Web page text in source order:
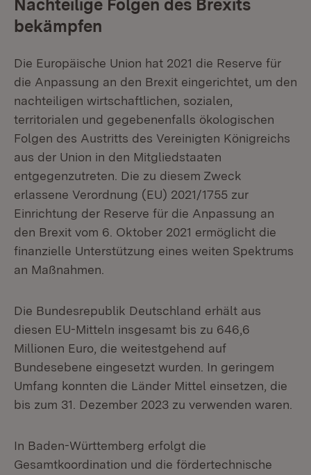
Nachteilige Folgen des Brexits
bekämpfen
Die Europäische Union hat 2021 die Reserve für
die Anpassung an den Brexit eingerichtet, um den
nachteiligen wirtschaftlichen, sozialen,
territorialen und gegebenenfalls ökologischen
Folgen des Austritts des Vereinigten Königreichs
aus der Union in den Mitgliedstaaten
entgegenzutreten. Die zu diesem Zweck
erlassene Verordnung (EU) 2021/1755 zur
Einrichtung der Reserve für die Anpassung an
den Brexit vom 6. Oktober 2021 ermöglicht die
finanzielle Unterstützung eines weiten Spektrums
an Maßnahmen.
Die Bundesrepublik Deutschland erhält aus
diesen EU-Mitteln insgesamt bis zu 646,6
Millionen Euro, die weitestgehend auf
Bundesebene eingesetzt wurden. In geringem
Umfang konnten die Länder Mittel einsetzen, die
bis zum 31. Dezember 2023 zu verwenden waren.
In Baden-Württemberg erfolgt die
Gesamtkoordination und die fördertechnische